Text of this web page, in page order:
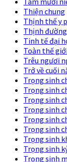
Thiện chung
Thịnh thế y
Thịnh đường
Tinh tế đại
Toàn thế
Trêu ngươi
Trở về cuối
Trọng sinh
Trọng sinh
Trọng sinh
Trọng sinh
Trọng sinh
Trọng sinh
Trọng sinh
Trọng sinh
Trọng sinh